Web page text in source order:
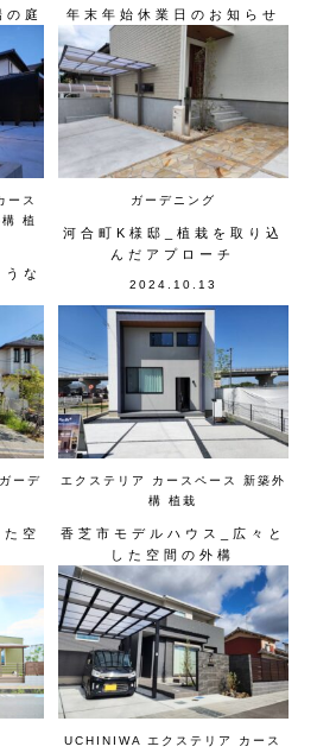
庭
2024.12.27
年末年始休業日のお知らせ
ース
植
な
ガーデニング
2024.10.13
河合町K様邸_植栽を取り込
んだアプローチ
ガーデ
空
エクステリア カースペース
新築外
構
植栽
2024.05.15
香芝市モデルハウス_広々と
した空間の外構
UCHINIWA エクステリア
カース